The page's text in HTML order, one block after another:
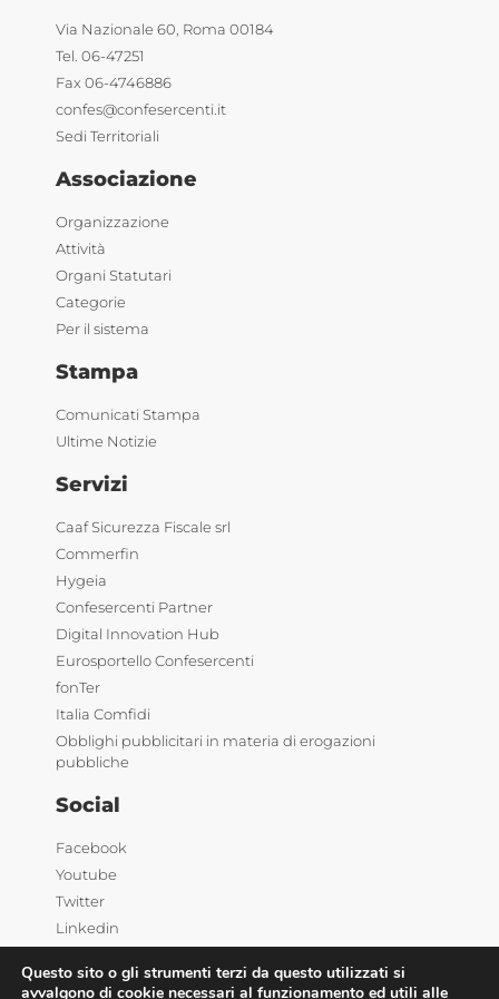
Via Nazionale 60, Roma 00184
Tel. 06-47251
Fax 06-4746886
confes@confesercenti.it
Sedi Territoriali
Associazione
Organizzazione
Attività
Organi Statutari
Categorie
Per il sistema
Stampa
Comunicati Stampa
Ultime Notizie
Servizi
Caaf Sicurezza Fiscale srl
Commerfin
Hygeia
Confesercenti Partner
Digital Innovation Hub
Eurosportello Confesercenti
fonTer
Italia Comfidi
Obblighi pubblicitari in materia di erogazioni
pubbliche
Social
Facebook
Youtube
Twitter
Linkedin
Questo sito o gli strumenti terzi da questo utilizzati si
avvalgono di cookie necessari al funzionamento ed utili alle